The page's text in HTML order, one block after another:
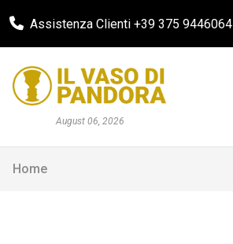
Assistenza Clienti +39 375 9446064
August 06, 2026
Home